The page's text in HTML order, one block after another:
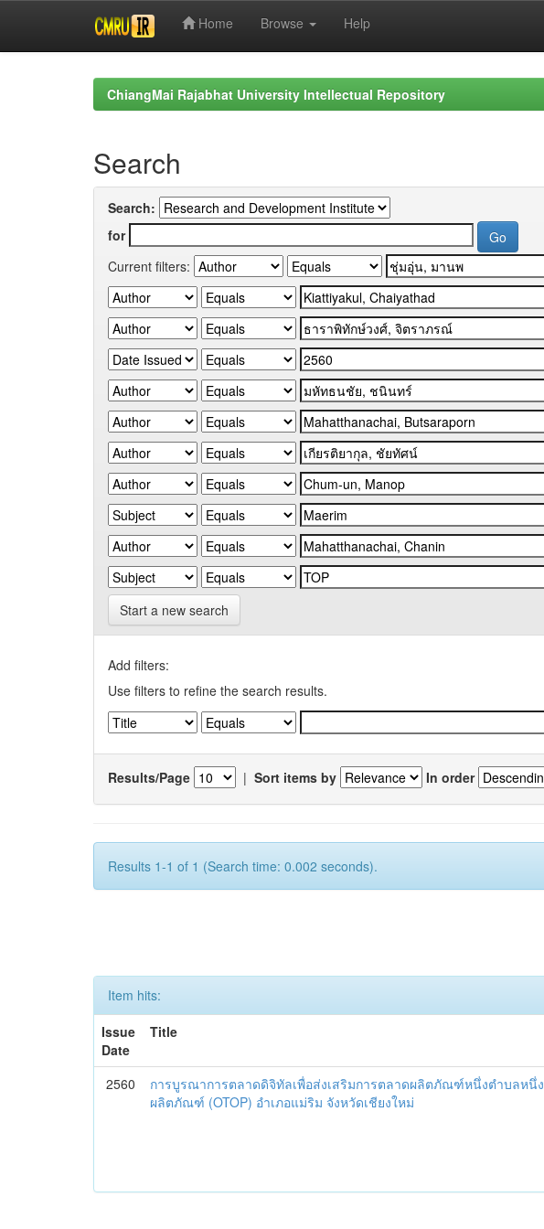
Home Browse Help
ChiangMai Rajabhat University Intellectual Repository
Search
Search:
for
Current filters:
Start a new search
Add filters:
Use filters to refine the search results.
Results/Page | Sort items by In order
Results 1-1 of 1 (Search time: 0.002 seconds).
Item hits:
Issue
Date
Title
2560
การบูรณาการตลาดดิจิทัลเพื่อส่งเสริมการตลาดผลิตภัณฑ์หนึ่งตำบลหนึ่ง
ผลิตภัณฑ์ (OTOP) อำเภอแม่ริม จังหวัดเชียงใหม่